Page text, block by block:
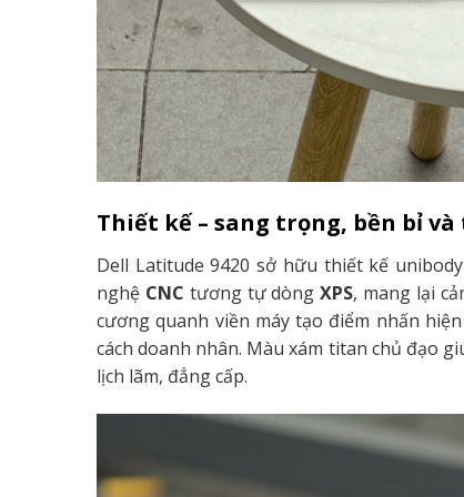
Thiết kế – sang trọng, bền bỉ
Dell Latitude 9420 sở hữu thiết kế
nghệ CNC tương tự dòngXPS, mang lại
cương quanh viền máy tạo điểm nhấn
cách doanh nhân. Màu xám titan chủ đạo
lịch lãm, đẳng cấp.